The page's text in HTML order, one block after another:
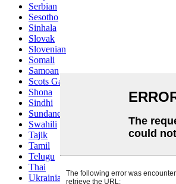
Serbian
Sesotho
Sinhala
Slovak
Slovenian
Somali
Samoan
Scots Gaelic
Shona
Sindhi
Sundanese
Swahili
Tajik
Tamil
Telugu
Thai
Ukrainian